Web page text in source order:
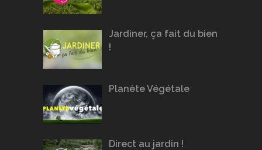
Jardiner, ça fait du bien
!
Planète Végétale
Direct au jardin !